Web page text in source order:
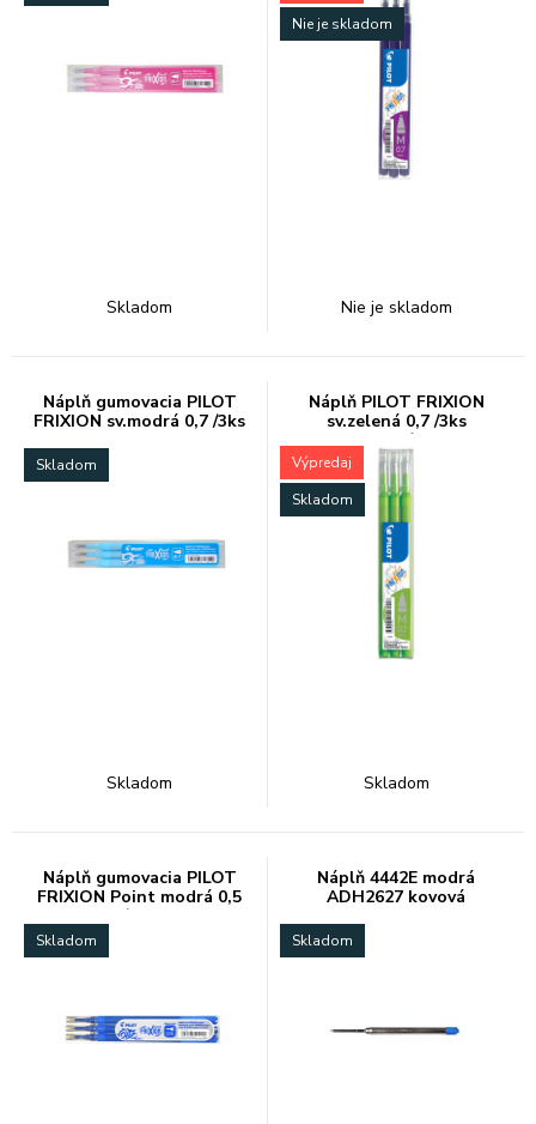
Skladom
Nie je skladom
Nie je skladom
Náplň gumovacia PILOT
FRIXION sv.modrá 0,7 /3ks
Skladom
Skladom
Náplň PILOT FRIXION
sv.zelená 0,7 /3ks
odstr.písmo
Výpredaj
Skladom
Skladom
Náplň gumovacia PILOT
FRIXION Point modrá 0,5
/3ks
Skladom
Náplň 4442E modrá
ADH2627 kovová
Skladom